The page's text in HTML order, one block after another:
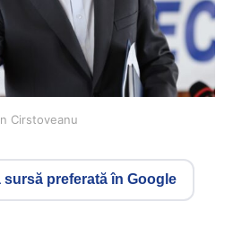
Cirstoveanu
sursă preferată în Google